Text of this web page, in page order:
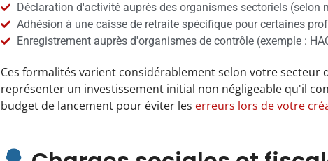
Déclaration d'activité auprès des organismes sectoriels (selon
Adhésion à une caisse de retraite spécifique pour certaines
Enregistrement auprès d'organismes de contrôle (exemple :
Ces formalités varient considérablement selon votre secteur
représenter un investissement initial non négligeable qu'il
budget de lancement pour éviter les erreurs lors de votre